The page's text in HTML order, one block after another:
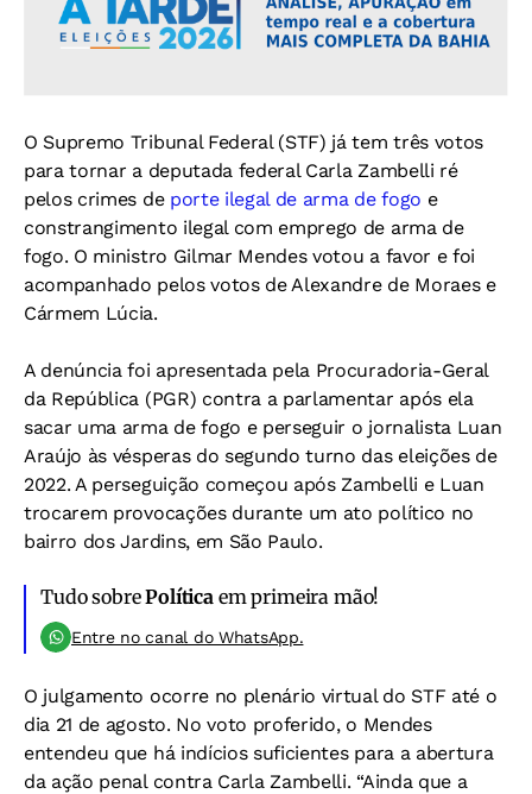
O Supremo Tribunal Federal (STF) já tem três votos
para tornar a deputada federal Carla Zambelli ré
pelos crimes de porte ilegal de arma de fogo e
constrangimento ilegal com emprego de arma de
fogo. O ministro Gilmar Mendes votou a favor e foi
acompanhado pelos votos de Alexandre de Moraes e
Cármem Lúcia.
A denúncia foi apresentada pela Procuradoria-Geral
da República (PGR) contra a parlamentar após ela
sacar uma arma de fogo e perseguir o jornalista Luan
Araújo às vésperas do segundo turno das eleições de
2022. A perseguição começou após Zambelli e Luan
trocarem provocações durante um ato político no
bairro dos Jardins, em São Paulo.
Tudo sobrePolítica em primeira mão!
Entre no canal do WhatsApp.
O julgamento ocorre no plenário virtual do STF até o
dia 21 de agosto. No voto proferido, o Mendes
entendeu que há indícios suficientes para a abertura
da ação penal contra Carla Zambelli. “Ainda que a